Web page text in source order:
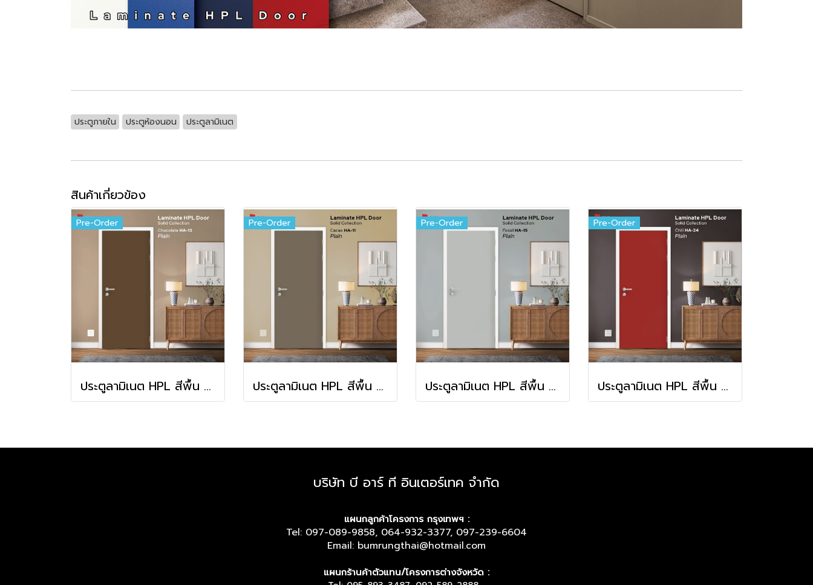
ประตูภายใน ประตูห้องนอน ประตูลามิเนต
สินค้าเกี่ยวข้อง
Pre-Order
ประตูลามิเนต HPL สีพื้น Chocolate (HA-13)
Pre-Order
ประตูลามิเนต HPL สีพื้น Cacao (HA-11)
Pre-Order
ประตูลามิเนต HPL สีพื้น Fossil (HA-15)
Pre-Order
ประตูลามิเนต HPL สีพื้น Chili (HA-24)
บริษัท บี อาร์ ที อินเตอร์เทค จำกัด
แผนกลูกค้าโครงการ กรุงเทพฯ :
Tel: 097-089-9858, 064-932-3377, 097-239-6604
Email: bumrungthai@hotmail.com
แผนกร้านค้าตัวแทน/โครงการต่างจังหวัด :